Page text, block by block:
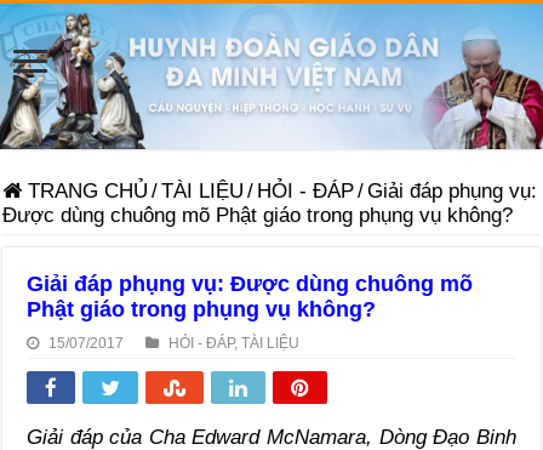
TRANG CHỦ /TÀI LIỆU / HỎI - ĐÁP/Giải đáp phụng vụ:
Được dùng chuông mõ Phật giáo trong phụng vụ không?
Giải đáp phụng vụ: Được dùng chuông mõ
Phật giáo trong phụng vụ không?
15/07/2017 HỎI - ĐÁP,TÀI LIỆU
Giải đáp của Cha Edward McNamara, Dòng Đạo Binh